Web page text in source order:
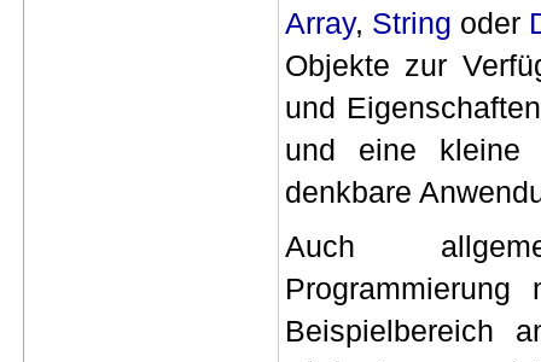
Array, String oder
Objekte zur
und
und eine kleine
denkbare
Auch
Beispielbereich